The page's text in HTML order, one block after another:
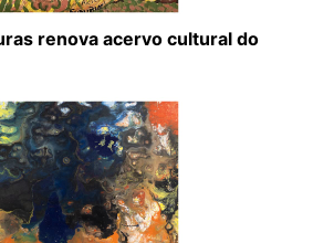
renova acervo cultural do